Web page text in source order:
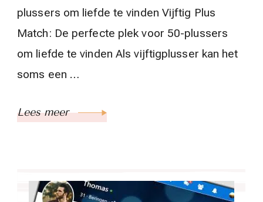
plussers om liefde te vinden Vijftig Plus
Match: De perfecte plek voor 50-plussers
om liefde te vinden Als vijftigplusser kan het
soms een …
Lees meer